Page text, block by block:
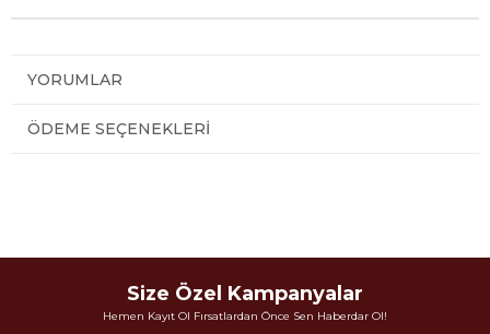
YORUMLAR
ÖDEME SEÇENEKLERI
Size Özel Kampanyalar
Hemen Kayıt Ol Fırsatlardan Önce Sen Haberdar Ol!